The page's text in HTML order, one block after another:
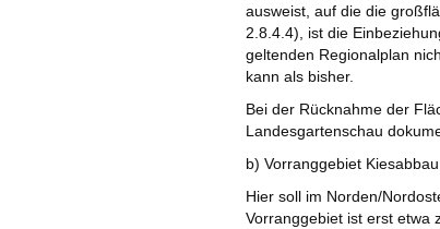
ausweist, auf die die
2.8.4.4), ist die
geltenden Regionalplan
kann als bisher.
Bei der Rücknahme der
Landesgartenschau
b) Vorranggebiet
Hier soll im Norden/
Vorranggebiet ist erst etwa